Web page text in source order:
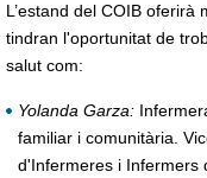
L’estand del COIB oferirà
tindran l'oportunitat de
salut com:
Yolanda Garza:
familiar i comunitària.
d'Infermeres i Infermers